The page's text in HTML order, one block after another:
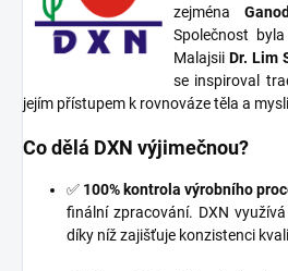
zejména
Společnost
Malajsii Dr. Lim
se inspiroval
jejím přístupem k rovnováze těla a
Co dělá DXN výjimečnou?
✅ 100% kontrola výrobního
finální zpracování. DXN využívá
díky níž zajišťuje konzistenci